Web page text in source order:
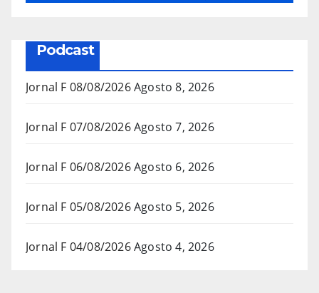
Podcast
Jornal F 08/08/2026Agosto 8, 2026
Jornal F 07/08/2026Agosto 7, 2026
Jornal F 06/08/2026Agosto 6, 2026
Jornal F 05/08/2026Agosto 5, 2026
Jornal F 04/08/2026Agosto 4, 2026